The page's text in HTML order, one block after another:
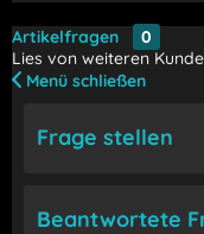
Artikelfragen
0
Lies von weiteren
Menü schließen
Frage stellen
Beantwortete